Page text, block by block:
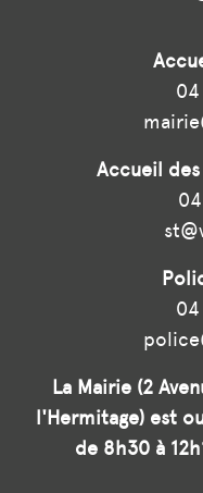
Accueil
La Mairie (2
l'Hermitage) est
de 8h30 à